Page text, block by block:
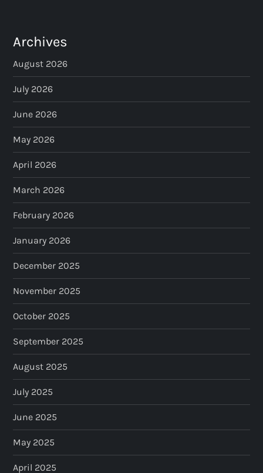
Archives
August 2026
July 2026
June 2026
May 2026
April 2026
March 2026
February 2026
January 2026
December 2025
November 2025
October 2025
September 2025
August 2025
July 2025
June 2025
May 2025
April 2025